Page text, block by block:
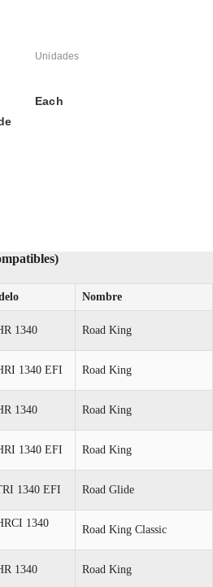
Unidades
Each
Nombre
1340 Road King
1340 EFI Road King
1340 Road King
1340 EFI Road King
1340 EFI Road Glide
1340
Road King Classic
1340 Road King